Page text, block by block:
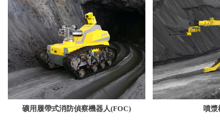
礦用履帶式消防偵察機器人(FOC) 噴漿